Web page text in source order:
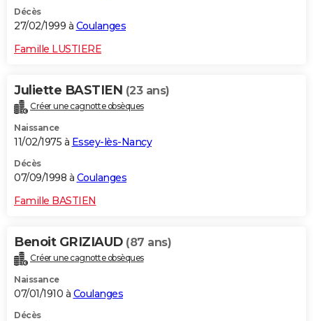
Décès
27/02/1999 à Coulanges
Famille LUSTIERE
Juliette BASTIEN (23 ans)
Créer une cagnotte obsèques
Naissance
11/02/1975 à Essey-lès-Nancy
Décès
07/09/1998 à Coulanges
Famille BASTIEN
Benoit GRIZIAUD (87 ans)
Créer une cagnotte obsèques
Naissance
07/01/1910 à Coulanges
Décès